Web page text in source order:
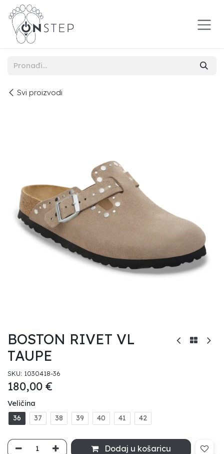
Preskoči na sadržaj
Svi proizvodi
BOSTON RIVET VL
TAUPE
SKU: 1030418-36
180,00 €
Veličina
36
37 38 39 40 41 42
Dodaj u košaricu